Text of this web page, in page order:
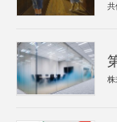
共
株